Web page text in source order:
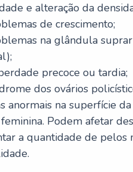
e alteração da
de crescimento;
na glândula
precoce ou tardia;
dos ovários
anormais na superfície
Podem afetar
a quantidade de pelos